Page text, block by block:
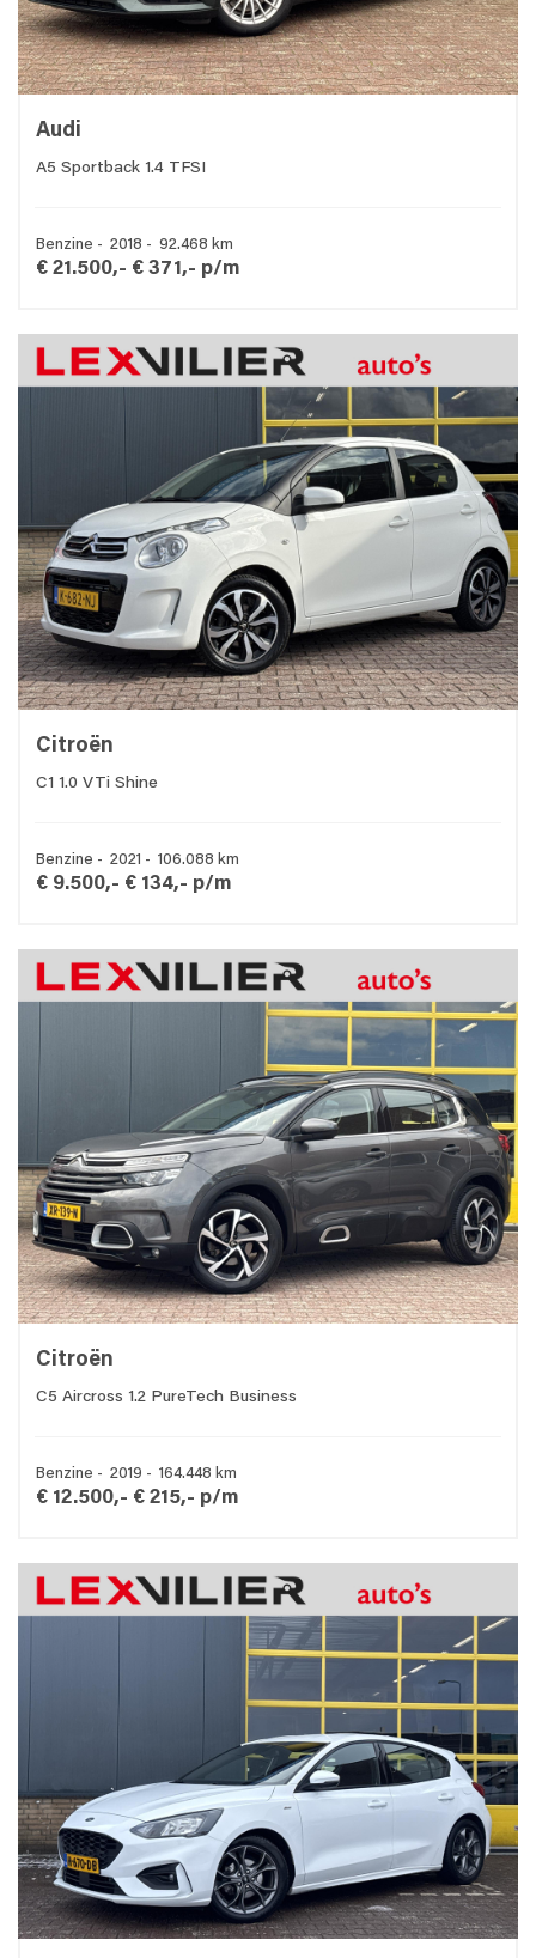
Audi
A5 Sportback 1.4 TFSI
Benzine - 2018 - 92.468 km
€ 21.500,- € 371,- p/m
Citroën
C1 1.0 VTi Shine
Benzine - 2021 - 106.088 km
€ 9.500,- € 134,- p/m
Citroën
C5 Aircross 1.2 PureTech Business
Benzine - 2019 - 164.448 km
€ 12.500,- € 215,- p/m